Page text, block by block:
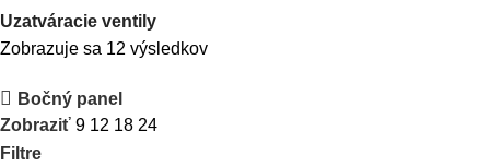
Uzatváracie ventily
Zobrazuje sa 12 výsledkov
Bočný panel
Zobraziť 9 12 18 24
Filtre